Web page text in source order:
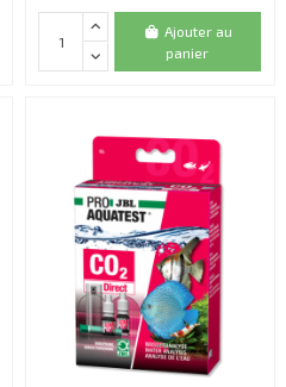
Ajouter au
panier